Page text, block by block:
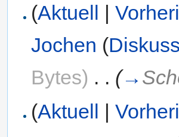
(Aktuell |
Jochen (
Bytes) . . (→
(Aktuell |